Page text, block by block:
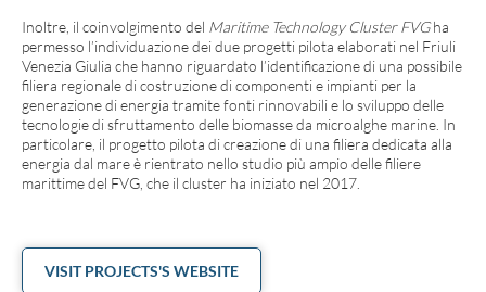
Inoltre, il coinvolgimento del Maritime Technology Cluster FVGha
permesso l’individuazione dei due progetti pilota elaborati nel Friuli
Venezia Giulia che hanno riguardato l’identificazione di una possibile
filiera regionale di costruzione di componenti e impianti per la
generazione di energia tramite fonti rinnovabili e lo sviluppo delle
tecnologie di sfruttamento delle biomasse da microalghe marine. In
particolare, il progetto pilota di creazione di una filiera dedicata alla
energia dal mare è rientrato nello studio più ampio delle filiere
marittime del FVG, che il cluster ha iniziato nel 2017.
VISIT PROJECTS'S WEBSITE